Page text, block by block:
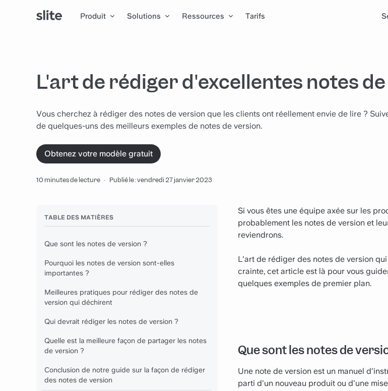
Produit Solutions Ressources Tarifs
L'art de rédiger d'excellentes notes
Vous cherchez à rédiger des notes de version que les clients ont réellement envie de lire ?
de quelques-uns des meilleurs exemples de notes de version.
Obtenez votre modèle gratuit
10 minutes de lecture · Publié le : vendredi 27 janvier 2023
TABLE DES MATIÈRES
Que sont les notes de version ?
Pourquoi les notes de version sont-elles
importantes ?
Meilleures pratiques pour rédiger des notes de
version qui déchirent
Qui devrait rédiger les notes de version ?
Quelle est la meilleure façon de partager les notes
de version ?
Conclusion de notre guide sur la façon de rédiger
des notes de version
Si vous êtes une équipe axée sur les
probablement les notes de version et
reviendrons.
L'art de rédiger des notes de version
crainte, cet article est là pour vous
quelques exemples de premier plan.
Que sont les notes de
Une note de version est un manuel
parti d'un nouveau produit ou d'une